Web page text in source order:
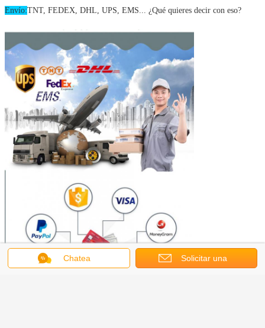
Envío:TNT, FEDEX, DHL, UPS, EMS... ¿Qué quieres decir con eso?
Chatea Solicitar una